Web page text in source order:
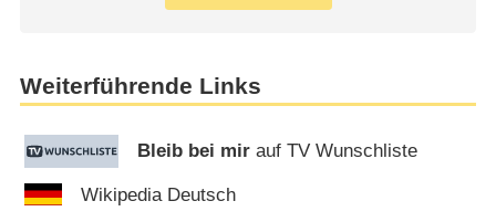
Weiterführende Links
Bleib bei mir auf TV Wunschliste
Wikipedia Deutsch